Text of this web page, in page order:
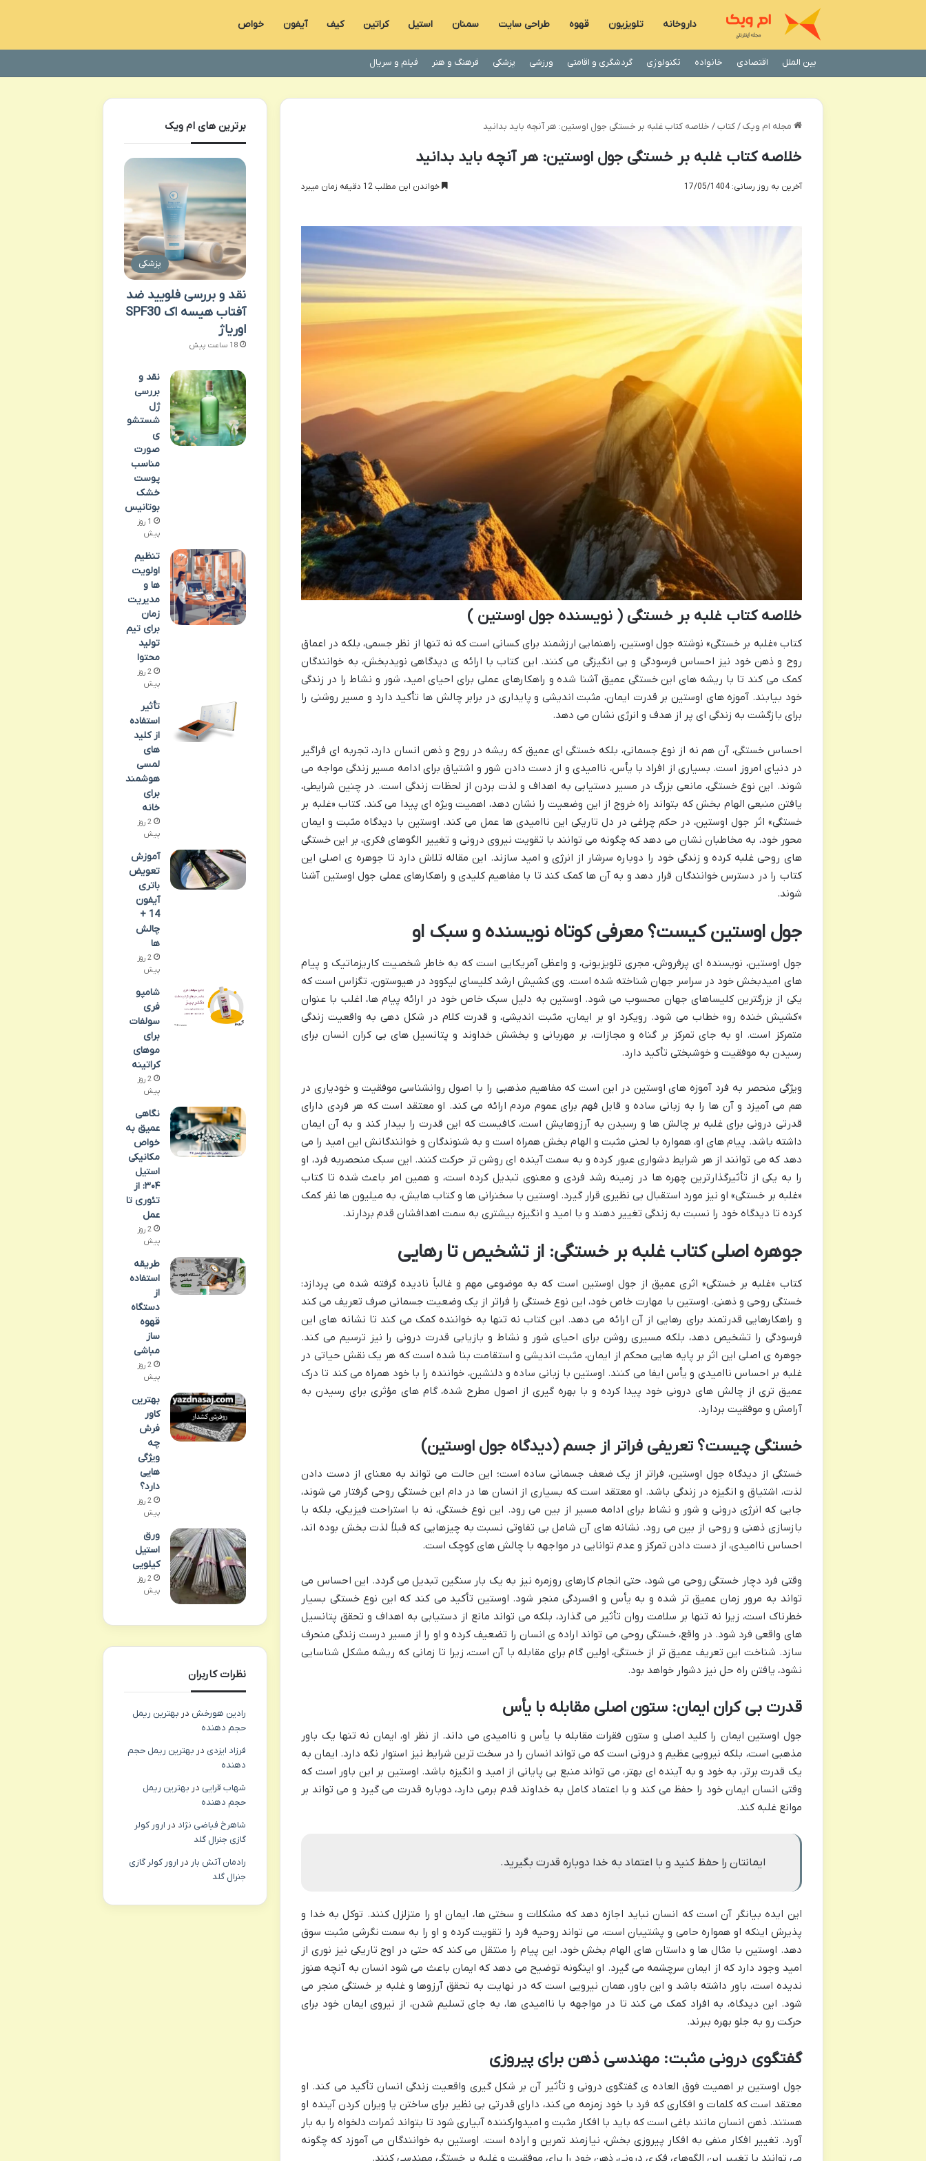
داروخانه تلویزیون قهوه طراحی سایت سمنان استیل کراتین کیف آیفون خواص
بین الملل اقتصادی خانواده تکنولوژی گردشگری و اقامتی ورزشی پزشکی فرهنگ و هنر فیلم و سریال
مجله ام ویک / کتاب / خلاصه کتاب غلبه بر خستگی جول اوستین: هر آنچه باید بدانید
خلاصه کتاب غلبه بر خستگی جول اوستین: هر آنچه باید بدانید
آخرین به روز رسانی: 17/05/1404 خواندن این مطلب 12 دقیقه زمان میبرد
خلاصه کتاب غلبه بر خستگی ( نویسنده جول اوستین )
کتاب «غلبه بر خستگی» نوشته جول اوستین، راهنمایی ارزشمند برای کسانی است که نه تنها از نظر جسمی، بلکه در اعماق
روح و ذهن خود نیز احساس فرسودگی و بی انگیزگی می کنند. این کتاب با ارائه ی دیدگاهی نویدبخش، به خوانندگان
کمک می کند تا با ریشه های این خستگی عمیق آشنا شده و راهکارهای عملی برای احیای امید، شور و نشاط را در زندگی
خود بیابند. آموزه های اوستین بر قدرت ایمان، مثبت اندیشی و پایداری در برابر چالش ها تأکید دارد و مسیر روشنی را
برای بازگشت به زندگی ای پر از هدف و انرژی نشان می دهد.
احساس خستگی، آن هم نه از نوع جسمانی، بلکه خستگی ای عمیق که ریشه در روح و ذهن انسان دارد، تجربه ای فراگیر
در دنیای امروز است. بسیاری از افراد با یأس، ناامیدی و از دست دادن شور و اشتیاق برای ادامه مسیر زندگی مواجه می
شوند. این نوع خستگی، مانعی بزرگ در مسیر دستیابی به اهداف و لذت بردن از لحظات زندگی است. در چنین شرایطی،
یافتن منبعی الهام بخش که بتواند راه خروج از این وضعیت را نشان دهد، اهمیت ویژه ای پیدا می کند. کتاب «غلبه بر
خستگی» اثر جول اوستین، در حکم چراغی در دل تاریکی این ناامیدی ها عمل می کند. اوستین با دیدگاه مثبت و ایمان
محور خود، به مخاطبان نشان می دهد که چگونه می توانند با تقویت نیروی درونی و تغییر الگوهای فکری، بر این خستگی
های روحی غلبه کرده و زندگی خود را دوباره سرشار از انرژی و امید سازند. این مقاله تلاش دارد تا جوهره ی اصلی این
کتاب را در دسترس خوانندگان قرار دهد و به آن ها کمک کند تا با مفاهیم کلیدی و راهکارهای عملی جول اوستین آشنا
شوند.
جول اوستین کیست؟ معرفی کوتاه نویسنده و سبک او
جول اوستین، نویسنده ای پرفروش، مجری تلویزیونی، و واعظی آمریکایی است که به خاطر شخصیت کاریزماتیک و پیام
های امیدبخش خود در سراسر جهان شناخته شده است. وی کشیش ارشد کلیسای لیکوود در هیوستون، تگزاس است که
یکی از بزرگترین کلیساهای جهان محسوب می شود. اوستین به دلیل سبک خاص خود در ارائه پیام ها، اغلب با عنوان
«کشیش خنده رو» خطاب می شود. رویکرد او بر ایمان، مثبت اندیشی، و قدرت کلام در شکل دهی به واقعیت زندگی
متمرکز است. او به جای تمرکز بر گناه و مجازات، بر مهربانی و بخشش خداوند و پتانسیل های بی کران انسان برای
رسیدن به موفقیت و خوشبختی تأکید دارد.
ویژگی منحصر به فرد آموزه های اوستین در این است که مفاهیم مذهبی را با اصول روانشناسی موفقیت و خودیاری در
هم می آمیزد و آن ها را به زبانی ساده و قابل فهم برای عموم مردم ارائه می کند. او معتقد است که هر فردی دارای
قدرتی درونی برای غلبه بر چالش ها و رسیدن به آرزوهایش است، کافیست که این قدرت را بیدار کند و به آن ایمان
داشته باشد. پیام های او، همواره با لحنی مثبت و الهام بخش همراه است و به شنوندگان و خوانندگانش این امید را می
دهد که می توانند از هر شرایط دشواری عبور کرده و به سمت آینده ای روشن تر حرکت کنند. این سبک منحصربه فرد، او
را به یکی از تأثیرگذارترین چهره ها در زمینه رشد فردی و معنوی تبدیل کرده است، و همین امر باعث شده تا کتاب
«غلبه بر خستگی» او نیز مورد استقبال بی نظیری قرار گیرد. اوستین با سخنرانی ها و کتاب هایش، به میلیون ها نفر کمک
کرده تا دیدگاه خود را نسبت به زندگی تغییر دهند و با امید و انگیزه بیشتری به سمت اهدافشان قدم بردارند.
جوهره اصلی کتاب غلبه بر خستگی: از تشخیص تا رهایی
کتاب «غلبه بر خستگی» اثری عمیق از جول اوستین است که به موضوعی مهم و غالباً نادیده گرفته شده می پردازد:
خستگی روحی و ذهنی. اوستین با مهارت خاص خود، این نوع خستگی را فراتر از یک وضعیت جسمانی صرف تعریف می کند
و راهکارهایی قدرتمند برای رهایی از آن ارائه می دهد. این کتاب نه تنها به خواننده کمک می کند تا نشانه های این
فرسودگی را تشخیص دهد، بلکه مسیری روشن برای احیای شور و نشاط و بازیابی قدرت درونی را نیز ترسیم می کند.
جوهره ی اصلی این اثر بر پایه هایی محکم از ایمان، مثبت اندیشی و استقامت بنا شده است که هر یک نقش حیاتی در
غلبه بر احساس ناامیدی و یأس ایفا می کنند. اوستین با زبانی ساده و دلنشین، خواننده را با خود همراه می کند تا درک
عمیق تری از چالش های درونی خود پیدا کرده و با بهره گیری از اصول مطرح شده، گام های مؤثری برای رسیدن به
آرامش و موفقیت بردارد.
خستگی چیست؟ تعریفی فراتر از جسم (دیدگاه جول اوستین)
خستگی از دیدگاه جول اوستین، فراتر از یک ضعف جسمانی ساده است؛ این حالت می تواند به معنای از دست دادن
لذت، اشتیاق و انگیزه در زندگی باشد. او معتقد است که بسیاری از انسان ها در دام این خستگی روحی گرفتار می شوند،
جایی که انرژی درونی و شور و نشاط برای ادامه مسیر از بین می رود. این نوع خستگی، نه با استراحت فیزیکی، بلکه با
بازسازی ذهنی و روحی از بین می رود. نشانه های آن شامل بی تفاوتی نسبت به چیزهایی که قبلاً لذت بخش بوده اند،
احساس ناامیدی، از دست دادن تمرکز و عدم توانایی در مواجهه با چالش های کوچک است.
وقتی فرد دچار خستگی روحی می شود، حتی انجام کارهای روزمره نیز به یک بار سنگین تبدیل می گردد. این احساس می
تواند به مرور زمان عمیق تر شده و به یأس و افسردگی منجر شود. اوستین تأکید می کند که این نوع خستگی بسیار
خطرناک است، زیرا نه تنها بر سلامت روان تأثیر می گذارد، بلکه می تواند مانع از دستیابی به اهداف و تحقق پتانسیل
های واقعی فرد شود. در واقع، خستگی روحی می تواند اراده ی انسان را تضعیف کرده و او را از مسیر درست زندگی منحرف
سازد. شناخت این تعریف عمیق تر از خستگی، اولین گام برای مقابله با آن است، زیرا تا زمانی که ریشه مشکل شناسایی
نشود، یافتن راه حل نیز دشوار خواهد بود.
قدرت بی کران ایمان: ستون اصلی مقابله با یأس
جول اوستین ایمان را کلید اصلی و ستون فقرات مقابله با یأس و ناامیدی می داند. از نظر او، ایمان نه تنها یک باور
مذهبی است، بلکه نیرویی عظیم و درونی است که می تواند انسان را در سخت ترین شرایط نیز استوار نگه دارد. ایمان به
یک قدرت برتر، به خود و به آینده ای بهتر، می تواند منبع بی پایانی از امید و انگیزه باشد. اوستین بر این باور است که
وقتی انسان ایمان خود را حفظ می کند و با اعتماد کامل به خداوند قدم برمی دارد، دوباره قدرت می گیرد و می تواند بر
موانع غلبه کند.
ایمانتان را حفظ کنید و با اعتماد به خدا دوباره قدرت بگیرید.
این ایده بیانگر آن است که انسان نباید اجازه دهد که مشکلات و سختی ها، ایمان او را متزلزل کنند. توکل به خدا و
پذیرش اینکه او همواره حامی و پشتیبان است، می تواند روحیه فرد را تقویت کرده و او را به سمت نگرشی مثبت سوق
دهد. اوستین با مثال ها و داستان های الهام بخش خود، این پیام را منتقل می کند که حتی در اوج تاریکی نیز نوری از
امید وجود دارد که از ایمان سرچشمه می گیرد. او اینگونه توضیح می دهد که ایمان باعث می شود انسان به آنچه هنوز
ندیده است، باور داشته باشد و این باور، همان نیرویی است که در نهایت به تحقق آرزوها و غلبه بر خستگی منجر می
شود. این دیدگاه، به افراد کمک می کند تا در مواجهه با ناامیدی ها، به جای تسلیم شدن، از نیروی ایمان خود برای
حرکت رو به جلو بهره ببرند.
گفتگوی درونی مثبت: مهندسی ذهن برای پیروزی
جول اوستین بر اهمیت فوق العاده ی گفتگوی درونی و تأثیر آن بر شکل گیری واقعیت زندگی انسان تأکید می کند. او
معتقد است که کلمات و افکاری که فرد با خود زمزمه می کند، دارای قدرتی بی نظیر برای ساختن یا ویران کردن آینده او
هستند. ذهن انسان مانند باغی است که باید با افکار مثبت و امیدوارکننده آبیاری شود تا بتواند ثمرات دلخواه را به بار
آورد. تغییر افکار منفی به افکار پیروزی بخش، نیازمند تمرین و اراده است. اوستین به خوانندگان می آموزد که چگونه
برترین های ام ویک
پزشکی
نقد و بررسی فلویید ضد
آفتاب هیسه اک SPF30
اوریاژ
18 ساعت پیش
نقد و
بررسی
ژل
شستشو
ی
صورت
مناسب
پوست
خشک
بوتانیس
1 روز
پیش
تنظیم
اولویت
ها و
مدیریت
زمان
برای تیم
تولید
محتوا
2 روز
پیش
تأثیر
استفاده
از کلید
های
لمسی
هوشمند
برای
خانه
2 روز
پیش
آموزش
تعویض
باتری
آیفون
14 +
چالش
ها
2 روز
پیش
شامپو
فری
سولفات
برای
موهای
کراتینه
2 روز
پیش
نگاهی
عمیق به
خواص
مکانیکی
استیل
۳۰۴: از
تئوری تا
عمل
2 روز
پیش
طریقه
استفاده
از
دستگاه
قهوه
ساز
مباشی
2 روز
پیش
بهترین
کاور
فرش
چه
ویژگی
هایی
دارد؟
2 روز
پیش
ورق
استیل
کیلویی
2 روز
پیش
نظرات کاربران
رادین هورخش در بهترین ریمل
حجم دهنده
فرزاد ایزدی در بهترین ریمل حجم
دهنده
شهاب قرایی در بهترین ریمل
حجم دهنده
شاهرخ فیاضی نژاد در ارور کولر
گازی جنرال گلد
رادمان آتش بار در ارور کولر گازی
جنرال گلد